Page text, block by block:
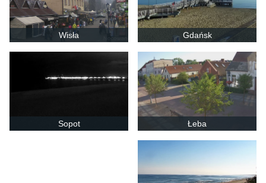
Wisła Gdańsk
Sopot Łeba